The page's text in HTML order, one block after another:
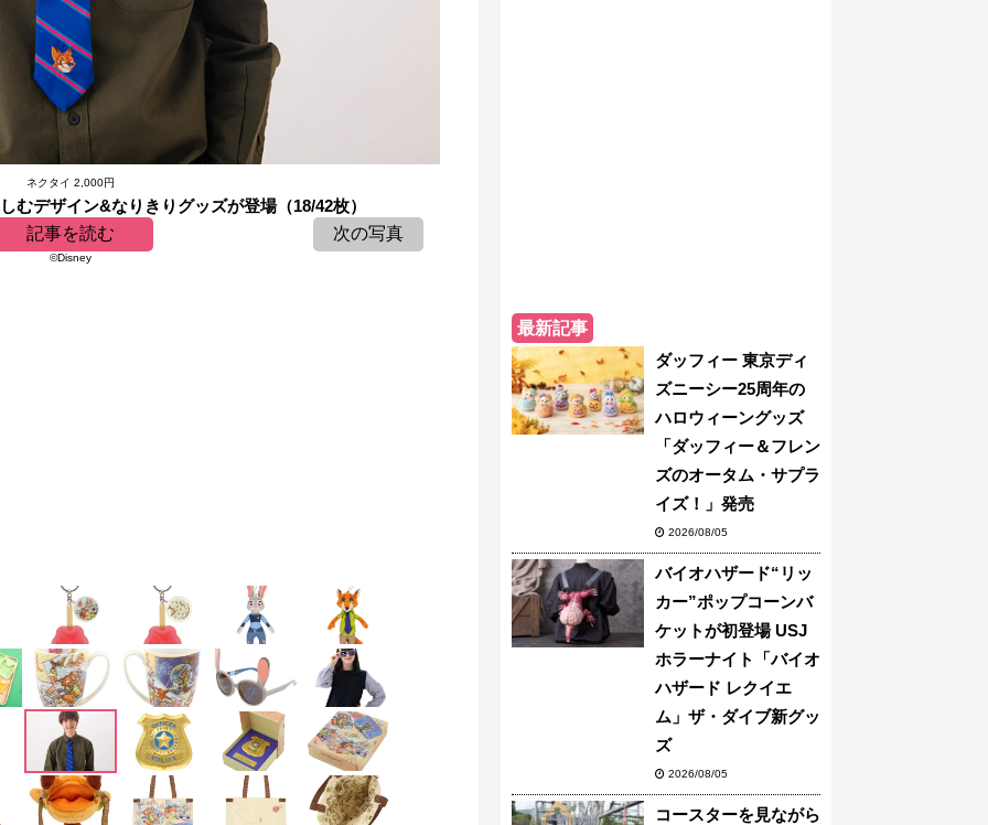
ネクタイ 2,000円
むデザイン&なりきりグッズが登場（18/42枚）
記事を読む
次の写真
©︎Disney
最新記事
ダッフィー 東京ディ
ズニーシー25周年の
ハロウィーングッズ
「ダッフィー＆フレン
ズのオータム・サプラ
イズ！」発売
2026/08/05
バイオハザード“リッ
カー”ポップコーンバ
ケットが初登場 USJ
ホラーナイト「バイオ
ハザード レクイエ
ム」ザ・ダイブ新グッ
ズ
2026/08/05
コースターを見ながら